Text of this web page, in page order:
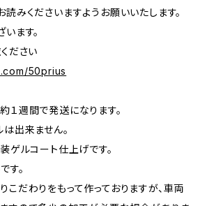
みくださいますようお願いいたします。
ます。
ださい
50prius
１週間で発送になります。
出来ません。
ゲルコート仕上げです。
す。
だわりをもって作っておりますが、車両